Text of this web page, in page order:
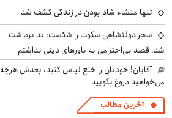
تنها منشاء شاد بودن در زندگی کشف شد
سحر دولتشاهی سکوت را شکست: بد برداشت
شد، قصد بی‌احترامی به باورهای دینی نداشتم
آقایان! خودتان را خلع لباس کنید، بعدش هرچه
می‌خواهید دروغ بگویید
آخرین مطالب